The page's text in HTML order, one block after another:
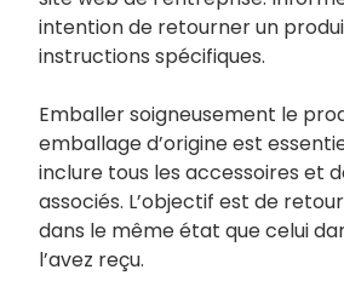
intention de retourner un
instructions spécifiques.
Emballer soigneusement le
emballage d’origine est
inclure tous les accessoires et
associés. L’objectif est de
dans le même état que celui
l’avez reçu.